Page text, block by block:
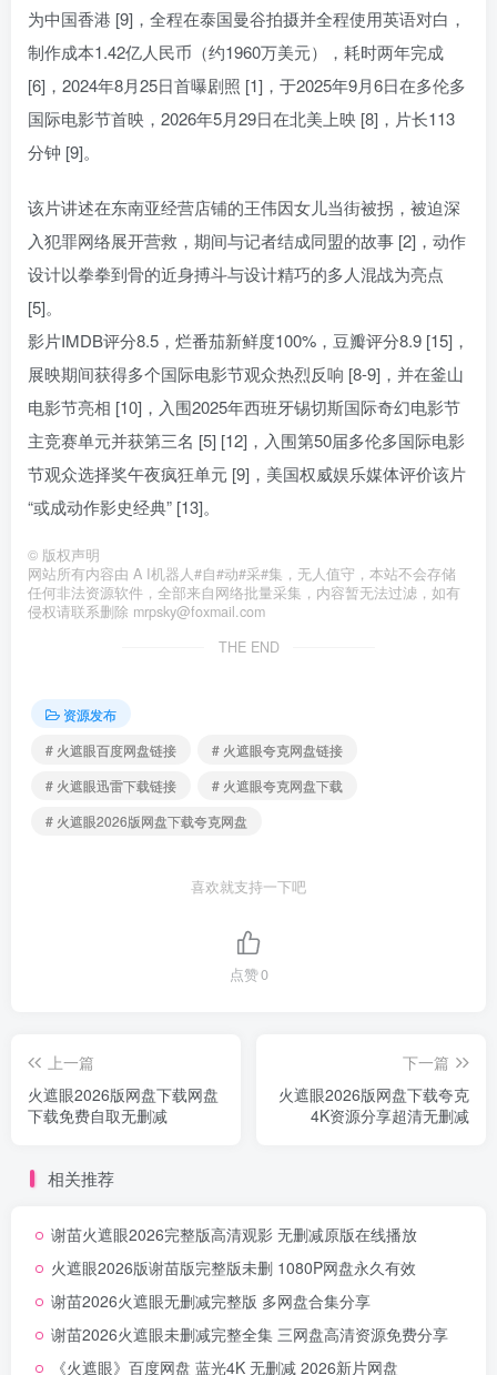
为中国香港 [9]，全程在泰国曼谷拍摄并全程使用英语对白，
制作成本1.42亿人民币（约1960万美元），耗时两年完成
[6]，2024年8月25日首曝剧照 [1]，于2025年9月6日在多伦多
国际电影节首映，2026年5月29日在北美上映 [8]，片长113
分钟 [9]。
该片讲述在东南亚经营店铺的王伟因女儿当街被拐，被迫深
入犯罪网络展开营救，期间与记者结成同盟的故事 [2]，动作
设计以拳拳到骨的近身搏斗与设计精巧的多人混战为亮点
[5]。
影片IMDB评分8.5，烂番茄新鲜度100%，豆瓣评分8.9 [15]，
展映期间获得多个国际电影节观众热烈反响 [8-9]，并在釜山
电影节亮相 [10]，入围2025年西班牙锡切斯国际奇幻电影节
主竞赛单元并获第三名 [5] [12]，入围第50届多伦多国际电影
节观众选择奖午夜疯狂单元 [9]，美国权威娱乐媒体评价该片
“或成动作影史经典” [13]。
© 版权声明
网站所有内容由 A I机器人#自#动#采#集，无人值守，本站不会存储
任何非法资源软件，全部来自网络批量采集，内容暂无法过滤，如有
侵权请联系删除 mrpsky@foxmail.com
THE END
资源发布
# 火遮眼百度网盘链接
# 火遮眼夸克网盘链接
# 火遮眼迅雷下载链接
# 火遮眼夸克网盘下载
# 火遮眼2026版网盘下载夸克网盘
喜欢就支持一下吧
点赞0
上一篇
火遮眼2026版网盘下载网盘
下载免费自取无删减
下一篇
火遮眼2026版网盘下载夸克
4K资源分享超清无删减
相关推荐
谢苗火遮眼2026完整版高清观影 无删减原版在线播放
火遮眼2026版谢苗版完整版未删 1080P网盘永久有效
谢苗2026火遮眼无删减完整版 多网盘合集分享
谢苗2026火遮眼未删减完整全集 三网盘高清资源免费分享
《火遮眼》百度网盘 蓝光4K 无删减 2026新片网盘